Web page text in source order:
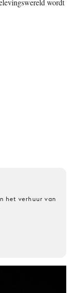
wordt
het verhuur van